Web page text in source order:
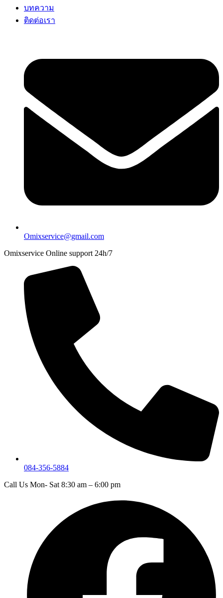
บทความ
ติดต่อเรา
Omixservice@gmail.com
Omixservice Online support 24h/7
084-356-5884
Call Us Mon- Sat 8:30 am – 6:00 pm